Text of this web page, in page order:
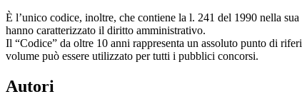
È l’unico codice, inoltre, che contiene la l. 241 del 1990 nella
hanno caratterizzato il diritto amministrativo.
Il “Codice” da oltre 10 anni rappresenta un assoluto punto di
volume può essere utilizzato per tutti i pubblici concorsi.
Autori